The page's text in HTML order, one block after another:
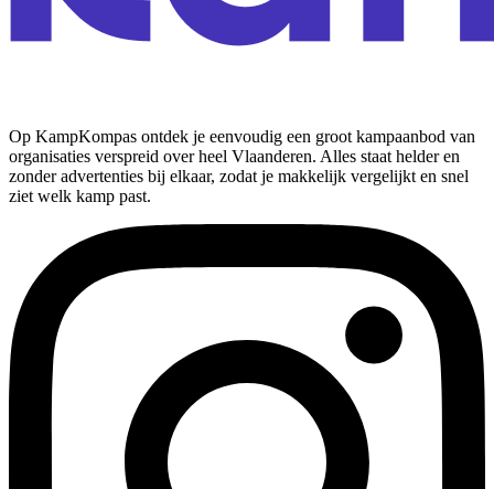
Op KampKompas ontdek je eenvoudig een groot kampaanbod van
organisaties verspreid over heel Vlaanderen. Alles staat helder en
zonder advertenties bij elkaar, zodat je makkelijk vergelijkt en snel
ziet welk kamp past.